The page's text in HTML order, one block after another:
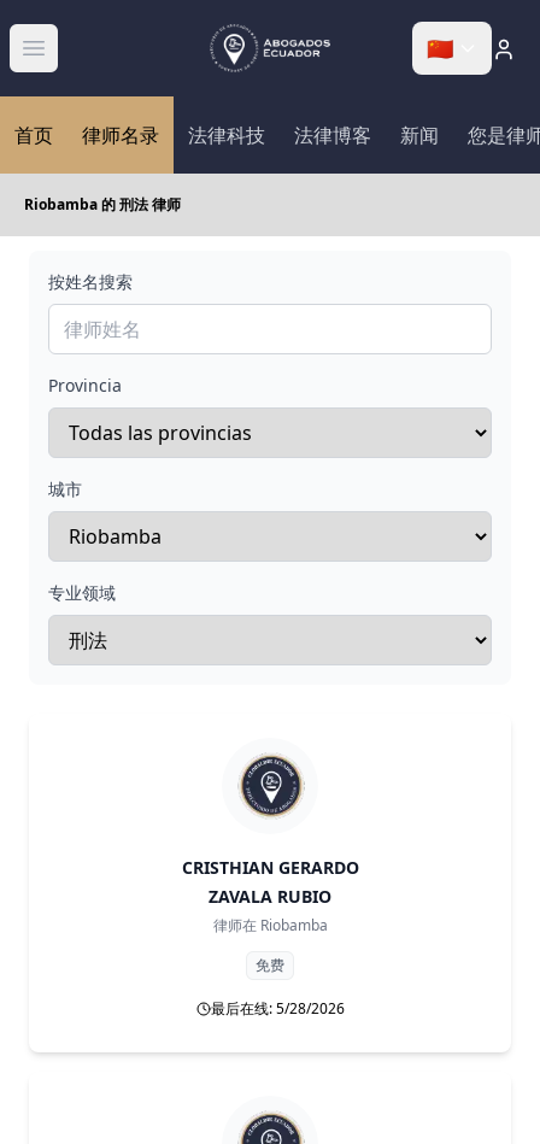
Abrir menú 🇨🇳
首页 律师名录 法律科技 法律博客 新闻 您是律
Riobamba 的 刑法 律师
按姓名搜索
Provincia
城市
专业领域
CRISTHIAN GERARDO
ZAVALA RUBIO
律师在 Riobamba
免费
最后在线: 5/28/2026